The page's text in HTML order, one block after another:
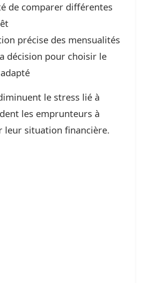
de comparer différentes
précise des mensualités
décision pour choisir le
le stress lié à
les emprunteurs à
leur situation financière.